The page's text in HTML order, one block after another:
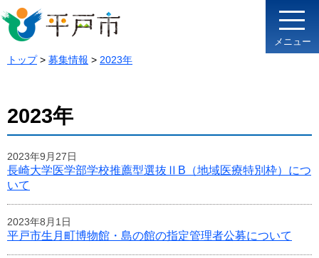
メニュー
トップ> 募集情報 > 2023年
2023年
2023年9月27日
長崎大学医学部学校推薦型選抜ⅡB（地域医療特別枠）につ
いて
2023年8月1日
平戸市生月町博物館・島の館の指定管理者公募について